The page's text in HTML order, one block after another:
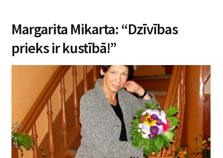
Margarita Mikarta: “Dzīvības
prieks ir kustībā!”